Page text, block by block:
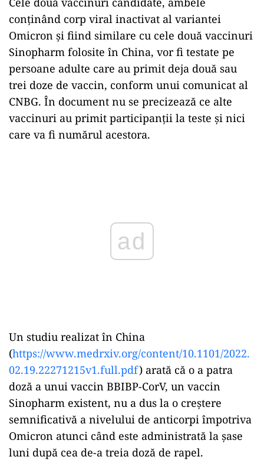
conţinând corp viral inactivat al variantei
Omicron şi fiind similare cu cele două vaccinuri
Sinopharm folosite în China, vor fi testate pe
persoane adulte care au primit deja două sau
trei doze de vaccin, conform unui comunicat al
CNBG. În document nu se precizează ce alte
vaccinuri au primit participanţii la teste şi nici
care va fi numărul acestora.
Un studiu realizat în China
(https://www.medrxiv.org/content/10.1101/2022.
02.19.22271215v1.full.pdf) arată că o a patra
doză a unui vaccin BBIBP-CorV, un vaccin
Sinopharm existent, nu a dus la o creştere
semnificativă a nivelului de anticorpi împotriva
Omicron atunci când este administrată la şase
luni după cea de-a treia doză de rapel.